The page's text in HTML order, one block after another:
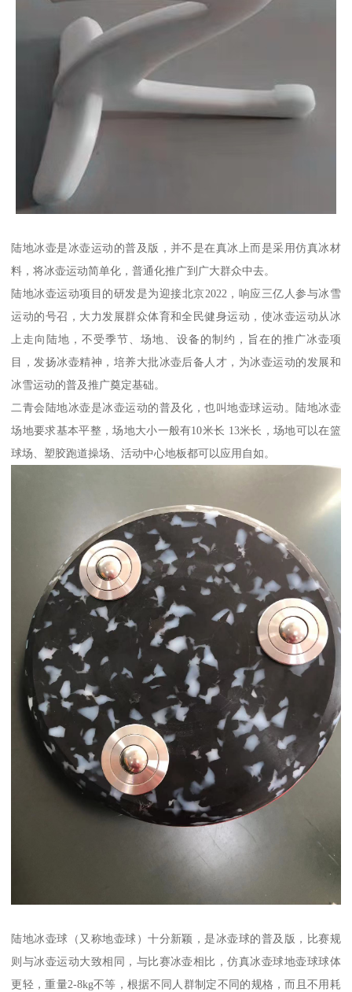
陆地冰壶是冰壶运动的普及版，并不是在真冰上而是采用仿真冰材
料，将冰壶运动简单化，普通化推广到广大群众中去。
陆地冰壶运动项目的研发是为迎接北京2022，响应三亿人参与冰雪
运动的号召，大力发展群众体育和全民健身运动，使冰壶运动从冰
上走向陆地，不受季节、场地、设备的制约，旨在的推广冰壶项
目，发扬冰壶精神，培养大批冰壶后备人才，为冰壶运动的发展和
冰雪运动的普及推广奠定基础。
二青会陆地冰壶是冰壶运动的普及化，也叫地壶球运动。陆地冰壶
场地要求基本平整，场地大小一般有10米长 13米长，场地可以在篮
球场、塑胶跑道操场、活动中心地板都可以应用自如。
陆地冰壶球（又称地壶球）十分新颖，是冰壶球的普及版，比赛规
则与冰壶运动大致相同，与比赛冰壶相比，仿真冰壶球地壶球球体
更轻，重量2-8kg不等，根据不同人群制定不同的规格，而且不用耗